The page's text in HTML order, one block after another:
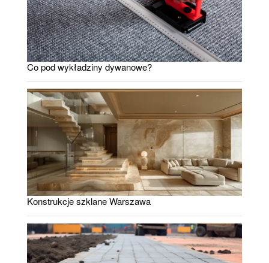
Co pod wykładziny dywanowe?
Konstrukcje szklane Warszawa